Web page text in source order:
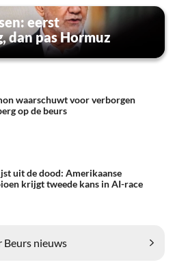
eerst
dan pas Hormuz
waarschuwt voor verborgen
op de beurs
uit de dood: Amerikaanse
krijgt tweede kans in AI-race
Beurs nieuws